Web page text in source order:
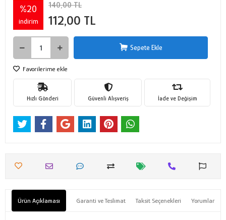
%20
indirim
140,00 TL
112,00 TL
Sepete Ekle
Favorilerime ekle
Hızlı Gönderi Güvenli Alışveriş İade ve Değişim
Ürün Açıklaması Garanti ve Teslimat Taksit Seçenekleri Yorumlar